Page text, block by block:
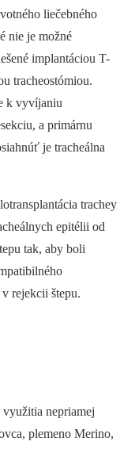
liečebného
nie je možné
implantáciou T-
tracheostómiou.
k vyvíjaniu
a primárnu
je tracheálna
trachey
epitélii od
tak, aby boli
rejekcii štepu.
využitia nepriamej
plemeno Merino,